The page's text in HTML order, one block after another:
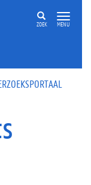
ZOEK MENU